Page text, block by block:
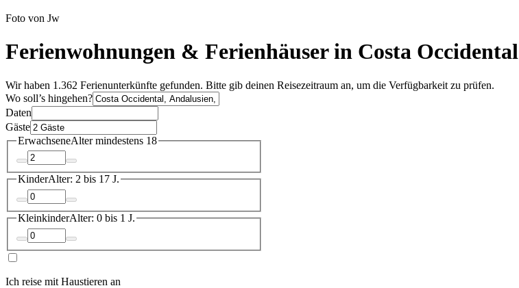
Foto von Jw
Ferienwohnungen & Ferienhäuser in Costa Occidental
Wir haben 1.362 Ferienunterkünfte gefunden. Bitte gib deinen Reisezeitraum an, um die Verfügbarkeit zu prüfen.
Wo soll’s hingehen?
Daten
Gäste
ErwachseneAlter mindestens 18
KinderAlter: 2 bis 17 J.
KleinkinderAlter: 0 bis 1 J.
Ich reise mit Haustieren an